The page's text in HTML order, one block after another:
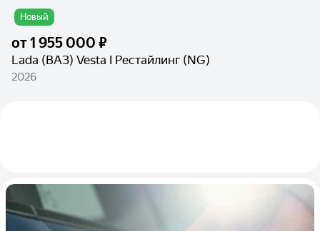
Новый
от1 955 000 ₽
Lada (ВАЗ) Vesta I Рестайлинг (NG)
2026